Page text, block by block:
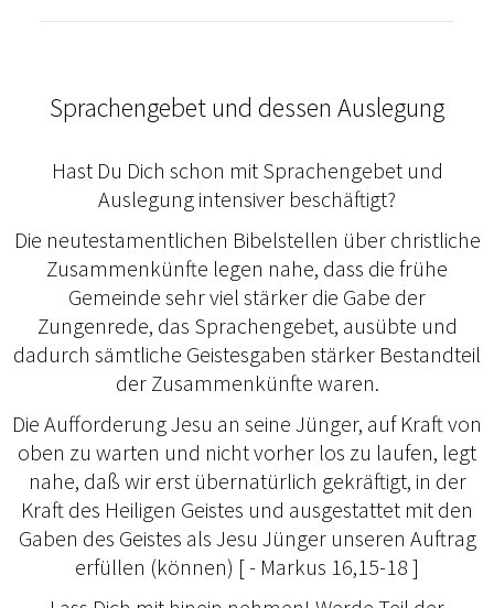
Sprachengebet und dessen Auslegung
Hast Du Dich schon mit Sprachengebet und
Auslegung intensiver beschäftigt?
Die neutestamentlichen Bibelstellen über christliche
Zusammenkünfte legen nahe, dass die frühe
Gemeinde sehr viel stärker die Gabe der
Zungenrede, das Sprachengebet, ausübte und
dadurch sämtliche Geistesgaben stärker Bestandteil
der Zusammenkünfte waren.
Die Aufforderung Jesu an seine Jünger, auf Kraft von
oben zu warten und nicht vorher los zu laufen, legt
nahe, daß wir erst übernatürlich gekräftigt, in der
Kraft des Heiligen Geistes und ausgestattet mit den
Gaben des Geistes als Jesu Jünger unseren Auftrag
erfüllen (können) [ - Markus 16,15-18 ]